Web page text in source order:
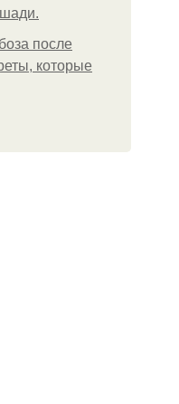
после
которые